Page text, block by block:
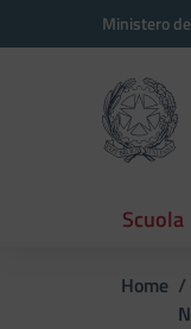
Vai ai contenuti
Vai al menu diMinistero
Scuola
Home